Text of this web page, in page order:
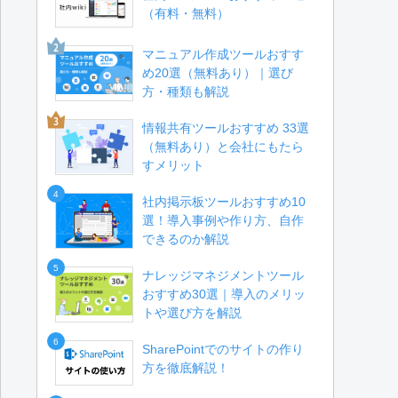
（有料・無料）
マニュアル作成ツールおすす
め20選（無料あり）｜選び
方・種類も解説
情報共有ツールおすすめ 33選
（無料あり）と会社にもたら
すメリット
4
社内掲示板ツールおすすめ10
選！導入事例や作り方、自作
できるのか解説
5
ナレッジマネジメントツール
おすすめ30選｜導入のメリッ
トや選び方を解説
6
SharePointでのサイトの作り
方を徹底解説！